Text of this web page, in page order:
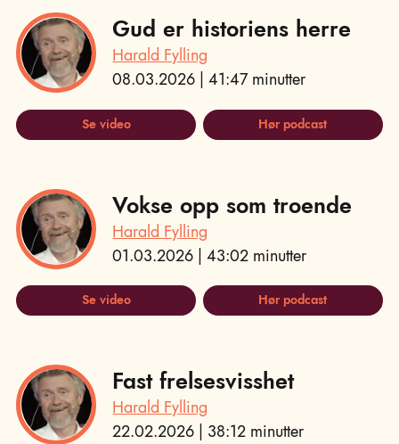
Gud er historiens herre
Harald Fylling
08.03.2026 | 41:47 minutter
Se video Hør podcast
Vokse opp som troende
Harald Fylling
01.03.2026 | 43:02 minutter
Se video Hør podcast
Fast frelsesvisshet
Harald Fylling
22.02.2026 | 38:12 minutter